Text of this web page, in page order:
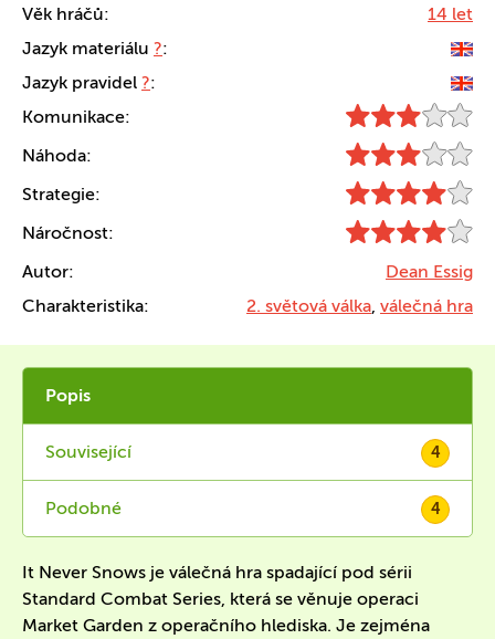
Věk hráčů:
14 let
Jazyk materiálu ?:
Jazyk pravidel ?:
Komunikace:
Náhoda:
Strategie:
Náročnost:
Autor:
Dean Essig
Charakteristika:
2. světová válka, válečná hra
Popis
Související 4
Podobné 4
It Never Snows je válečná hra spadající pod sérii
Standard Combat Series, která se věnuje operaci
Market Garden z operačního hlediska. Je zejména